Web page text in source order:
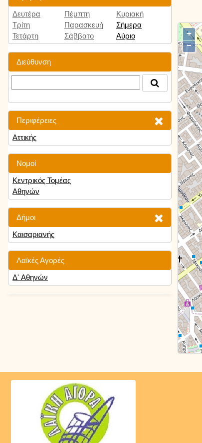
Δευτέρα
Τρίτη
Τετάρτη
Πέμπτη
Παρασκευή
Σάββατο
Κυριακή
Σήμερα
Αύριο
Διεύθυνση
Περιφέρειες
Αττικής
Νομοί
Κεντρικός Τομέας
Αθηνών
Δήμοι
Καισαριανής
Λαϊκές Αγορές
Δ' Αθηνών
+
−